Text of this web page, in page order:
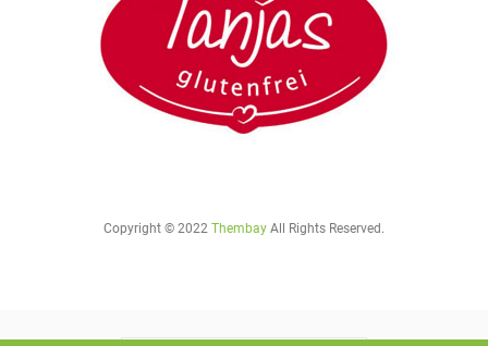
Copyright © 2022 Thembay All Rights Reserved.